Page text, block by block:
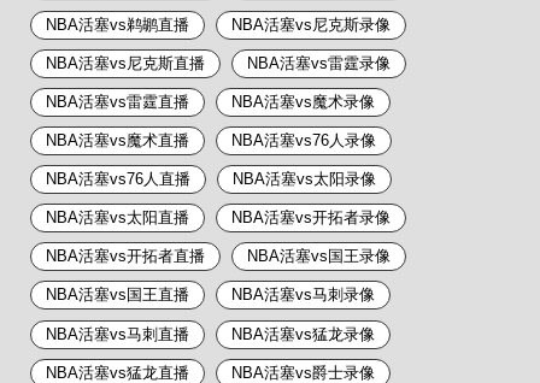
NBA活塞vs鹈鹕直播 NBA活塞vs尼克斯录像
NBA活塞vs尼克斯直播 NBA活塞vs雷霆录像
NBA活塞vs雷霆直播 NBA活塞vs魔术录像
NBA活塞vs魔术直播 NBA活塞vs76人录像
NBA活塞vs76人直播 NBA活塞vs太阳录像
NBA活塞vs太阳直播 NBA活塞vs开拓者录像
NBA活塞vs开拓者直播 NBA活塞vs国王录像
NBA活塞vs国王直播 NBA活塞vs马刺录像
NBA活塞vs马刺直播 NBA活塞vs猛龙录像
NBA活塞vs猛龙直播 NBA活塞vs爵士录像